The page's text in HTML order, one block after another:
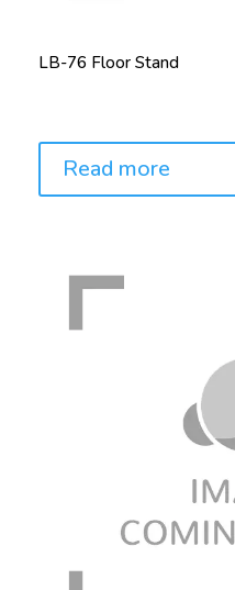
LB-76 Floor Stand
Read more